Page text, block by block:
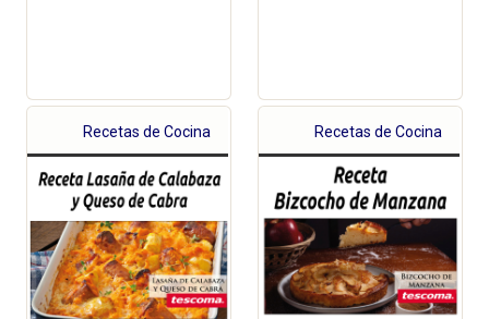
Recetas de Cocina Recetas de Cocina